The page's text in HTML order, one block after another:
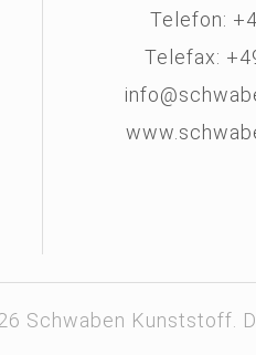
Telefon:
Telefax:
Schwaben Kunststoff.